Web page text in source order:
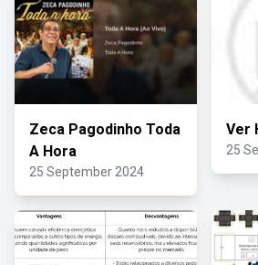
Zeca Pagodinho Toda
A Hora
25 September 2024
Ver
25